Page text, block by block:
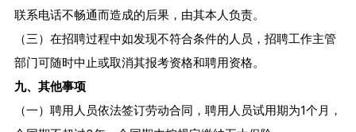
联系电话不畅通而造成的后果，由其本人负责。
（三）在招聘过程中如发现不符合条件的人员，招聘工作主管
部门可随时中止或取消其报考资格和聘用资格。
九、其他事项
（一）聘用人员依法签订劳动合同，聘用人员试用期为1个月，